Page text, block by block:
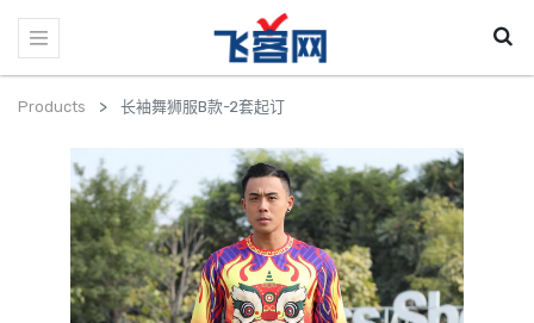
Products 长袖舞狮服B款-2套起订